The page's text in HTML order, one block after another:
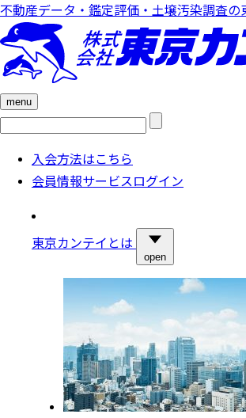
不動産データ・鑑定評価・土壌汚染調査の
menu
検
入会方法はこちら
会員情報サービスログイン
東京カンテイとは
open